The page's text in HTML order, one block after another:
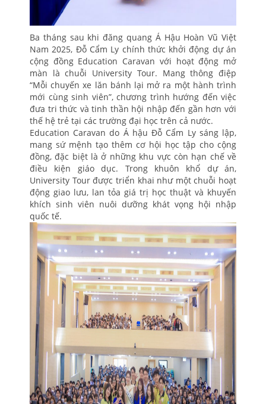
Ba tháng sau khi đăng quang Á Hậu Hoàn Vũ Việt
Nam 2025, Đỗ Cẩm Ly chính thức khởi động dự án
cộng đồng Education Caravan với hoạt động mở
màn là chuỗi University Tour. Mang thông điệp
“Mỗi chuyến xe lăn bánh lại mở ra một hành trình
mới cùng sinh viên”, chương trình hướng đến việc
đưa tri thức và tinh thần hội nhập đến gần hơn với
thế hệ trẻ tại các trường đại học trên cả nước.
Education Caravan do Á hậu Đỗ Cẩm Ly sáng lập,
mang sứ mệnh tạo thêm cơ hội học tập cho cộng
đồng, đặc biệt là ở những khu vực còn hạn chế về
điều kiện giáo dục. Trong khuôn khổ dự án,
University Tour được triển khai như một chuỗi hoạt
động giao lưu, lan tỏa giá trị học thuật và khuyến
khích sinh viên nuôi dưỡng khát vọng hội nhập
quốc tế.